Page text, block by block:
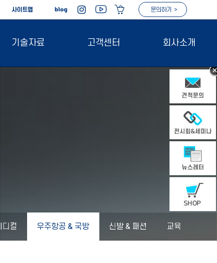
사이트맵 문의하기 >
기술자료 고객센터 회사소개
디컬 우주항공 & 국방 신발 & 패션 교육